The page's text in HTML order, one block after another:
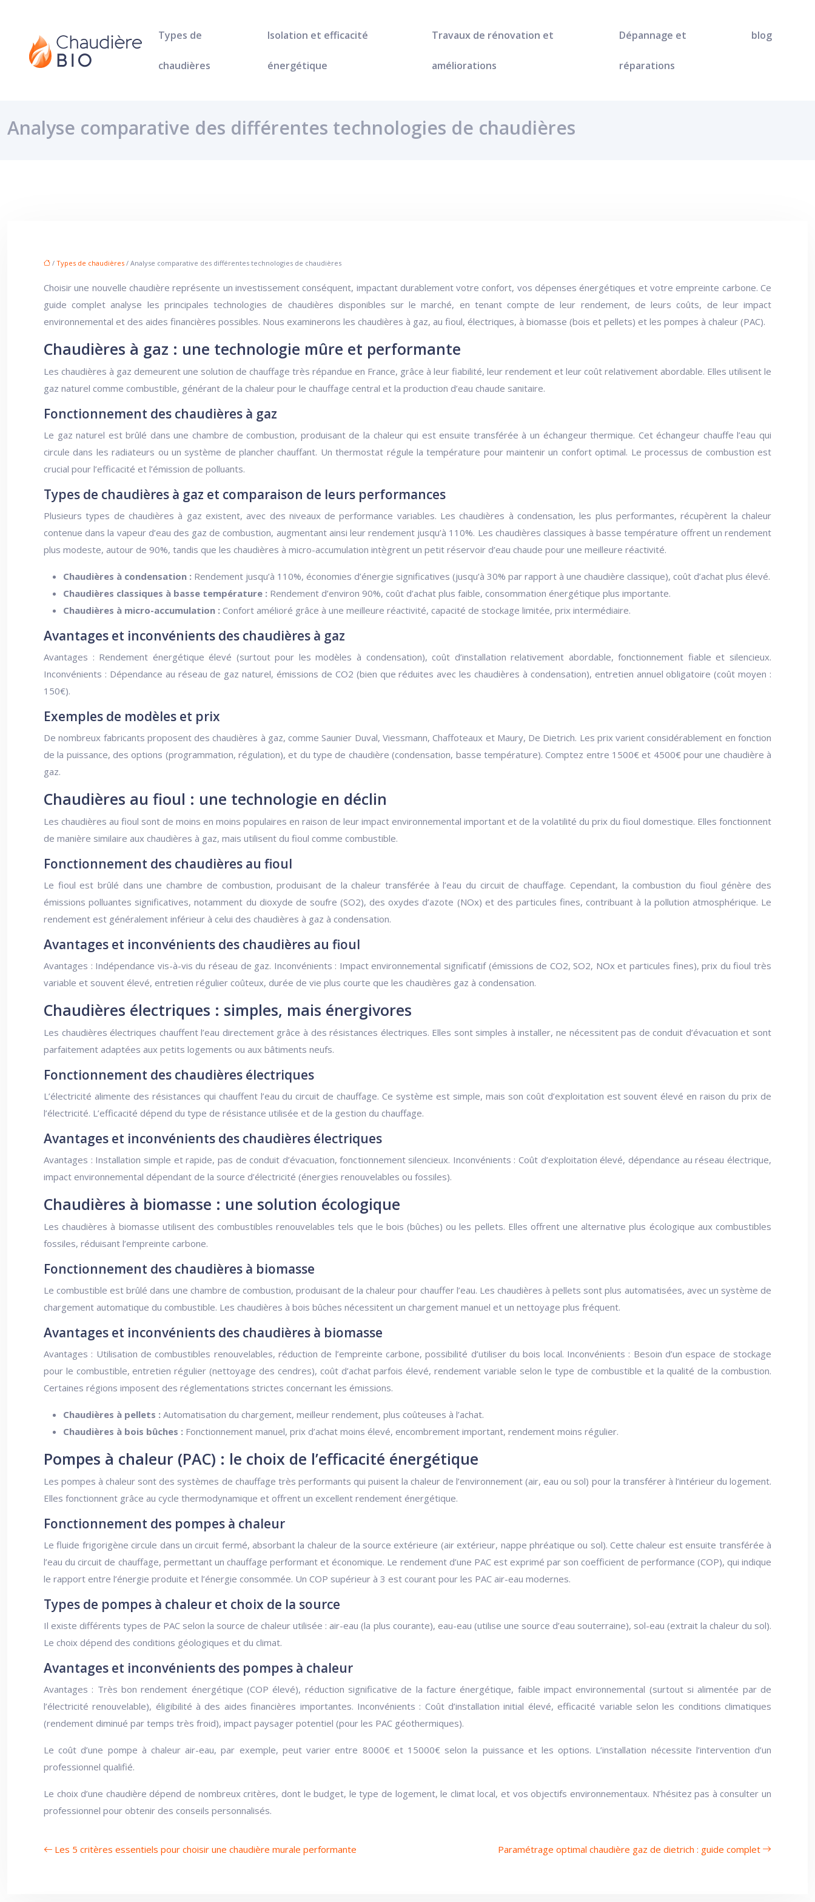
Types de
chaudières
Isolation et efficacité
énergétique
Travaux de rénovation et
améliorations
Dépannage et
réparations
blog
Analyse comparative des différentes technologies de chaudières
/ Types de chaudières / Analyse comparative des différentes technologies de chaudières
Choisir une nouvelle chaudière représente un investissement conséquent, impactant durablement votre confort, vos dépenses énergétiques et votre empreinte carbone. Ce
guide complet analyse les principales technologies de chaudières disponibles sur le marché, en tenant compte de leur rendement, de leurs coûts, de leur impact
environnemental et des aides financières possibles. Nous examinerons les chaudières à gaz, au fioul, électriques, à biomasse (bois et pellets) et les pompes à chaleur (PAC).
Chaudières à gaz : une technologie mûre et performante
Les chaudières à gaz demeurent une solution de chauffage très répandue en France, grâce à leur fiabilité, leur rendement et leur coût relativement abordable. Elles utilisent le
gaz naturel comme combustible, générant de la chaleur pour le chauffage central et la production d’eau chaude sanitaire.
Fonctionnement des chaudières à gaz
Le gaz naturel est brûlé dans une chambre de combustion, produisant de la chaleur qui est ensuite transférée à un échangeur thermique. Cet échangeur chauffe l’eau qui
circule dans les radiateurs ou un système de plancher chauffant. Un thermostat régule la température pour maintenir un confort optimal. Le processus de combustion est
crucial pour l’efficacité et l’émission de polluants.
Types de chaudières à gaz et comparaison de leurs performances
Plusieurs types de chaudières à gaz existent, avec des niveaux de performance variables. Les chaudières à condensation, les plus performantes, récupèrent la chaleur
contenue dans la vapeur d’eau des gaz de combustion, augmentant ainsi leur rendement jusqu’à 110%. Les chaudières classiques à basse température offrent un rendement
plus modeste, autour de 90%, tandis que les chaudières à micro-accumulation intègrent un petit réservoir d’eau chaude pour une meilleure réactivité.
Chaudières à condensation : Rendement jusqu’à 110%, économies d’énergie significatives (jusqu’à 30% par rapport à une chaudière classique), coût d’achat plus élevé.
Chaudières classiques à basse température : Rendement d’environ 90%, coût d’achat plus faible, consommation énergétique plus importante.
Chaudières à micro-accumulation : Confort amélioré grâce à une meilleure réactivité, capacité de stockage limitée, prix intermédiaire.
Avantages et inconvénients des chaudières à gaz
Avantages : Rendement énergétique élevé (surtout pour les modèles à condensation), coût d’installation relativement abordable, fonctionnement fiable et silencieux.
Inconvénients : Dépendance au réseau de gaz naturel, émissions de CO2 (bien que réduites avec les chaudières à condensation), entretien annuel obligatoire (coût moyen :
150€).
Exemples de modèles et prix
De nombreux fabricants proposent des chaudières à gaz, comme Saunier Duval, Viessmann, Chaffoteaux et Maury, De Dietrich. Les prix varient considérablement en fonction
de la puissance, des options (programmation, régulation), et du type de chaudière (condensation, basse température). Comptez entre 1500€ et 4500€ pour une chaudière à
gaz.
Chaudières au fioul : une technologie en déclin
Les chaudières au fioul sont de moins en moins populaires en raison de leur impact environnemental important et de la volatilité du prix du fioul domestique. Elles fonctionnent
de manière similaire aux chaudières à gaz, mais utilisent du fioul comme combustible.
Fonctionnement des chaudières au fioul
Le fioul est brûlé dans une chambre de combustion, produisant de la chaleur transférée à l’eau du circuit de chauffage. Cependant, la combustion du fioul génère des
émissions polluantes significatives, notamment du dioxyde de soufre (SO2), des oxydes d’azote (NOx) et des particules fines, contribuant à la pollution atmosphérique. Le
rendement est généralement inférieur à celui des chaudières à gaz à condensation.
Avantages et inconvénients des chaudières au fioul
Avantages : Indépendance vis-à-vis du réseau de gaz. Inconvénients : Impact environnemental significatif (émissions de CO2, SO2, NOx et particules fines), prix du fioul très
variable et souvent élevé, entretien régulier coûteux, durée de vie plus courte que les chaudières gaz à condensation.
Chaudières électriques : simples, mais énergivores
Les chaudières électriques chauffent l’eau directement grâce à des résistances électriques. Elles sont simples à installer, ne nécessitent pas de conduit d’évacuation et sont
parfaitement adaptées aux petits logements ou aux bâtiments neufs.
Fonctionnement des chaudières électriques
L’électricité alimente des résistances qui chauffent l’eau du circuit de chauffage. Ce système est simple, mais son coût d’exploitation est souvent élevé en raison du prix de
l’électricité. L’efficacité dépend du type de résistance utilisée et de la gestion du chauffage.
Avantages et inconvénients des chaudières électriques
Avantages : Installation simple et rapide, pas de conduit d’évacuation, fonctionnement silencieux. Inconvénients : Coût d’exploitation élevé, dépendance au réseau électrique,
impact environnemental dépendant de la source d’électricité (énergies renouvelables ou fossiles).
Chaudières à biomasse : une solution écologique
Les chaudières à biomasse utilisent des combustibles renouvelables tels que le bois (bûches) ou les pellets. Elles offrent une alternative plus écologique aux combustibles
fossiles, réduisant l’empreinte carbone.
Fonctionnement des chaudières à biomasse
Le combustible est brûlé dans une chambre de combustion, produisant de la chaleur pour chauffer l’eau. Les chaudières à pellets sont plus automatisées, avec un système de
chargement automatique du combustible. Les chaudières à bois bûches nécessitent un chargement manuel et un nettoyage plus fréquent.
Avantages et inconvénients des chaudières à biomasse
Avantages : Utilisation de combustibles renouvelables, réduction de l’empreinte carbone, possibilité d’utiliser du bois local. Inconvénients : Besoin d’un espace de stockage
pour le combustible, entretien régulier (nettoyage des cendres), coût d’achat parfois élevé, rendement variable selon le type de combustible et la qualité de la combustion.
Certaines régions imposent des réglementations strictes concernant les émissions.
Chaudières à pellets : Automatisation du chargement, meilleur rendement, plus coûteuses à l’achat.
Chaudières à bois bûches : Fonctionnement manuel, prix d’achat moins élevé, encombrement important, rendement moins régulier.
Pompes à chaleur (PAC) : le choix de l’efficacité énergétique
Les pompes à chaleur sont des systèmes de chauffage très performants qui puisent la chaleur de l’environnement (air, eau ou sol) pour la transférer à l’intérieur du logement.
Elles fonctionnent grâce au cycle thermodynamique et offrent un excellent rendement énergétique.
Fonctionnement des pompes à chaleur
Le fluide frigorigène circule dans un circuit fermé, absorbant la chaleur de la source extérieure (air extérieur, nappe phréatique ou sol). Cette chaleur est ensuite transférée à
l’eau du circuit de chauffage, permettant un chauffage performant et économique. Le rendement d’une PAC est exprimé par son coefficient de performance (COP), qui indique
le rapport entre l’énergie produite et l’énergie consommée. Un COP supérieur à 3 est courant pour les PAC air-eau modernes.
Types de pompes à chaleur et choix de la source
Il existe différents types de PAC selon la source de chaleur utilisée : air-eau (la plus courante), eau-eau (utilise une source d’eau souterraine), sol-eau (extrait la chaleur du sol).
Le choix dépend des conditions géologiques et du climat.
Avantages et inconvénients des pompes à chaleur
Avantages : Très bon rendement énergétique (COP élevé), réduction significative de la facture énergétique, faible impact environnemental (surtout si alimentée par de
l’électricité renouvelable), éligibilité à des aides financières importantes. Inconvénients : Coût d’installation initial élevé, efficacité variable selon les conditions climatiques
(rendement diminué par temps très froid), impact paysager potentiel (pour les PAC géothermiques).
Le coût d’une pompe à chaleur air-eau, par exemple, peut varier entre 8000€ et 15000€ selon la puissance et les options. L’installation nécessite l’intervention d’un
professionnel qualifié.
Le choix d’une chaudière dépend de nombreux critères, dont le budget, le type de logement, le climat local, et vos objectifs environnementaux. N’hésitez pas à consulter un
professionnel pour obtenir des conseils personnalisés.
Les 5 critères essentiels pour choisir une chaudière murale performante Paramétrage optimal chaudière gaz de dietrich : guide complet